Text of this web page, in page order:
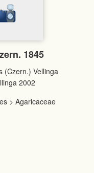
1845
(Czern.) Vellinga
2002
> Agaricaceae